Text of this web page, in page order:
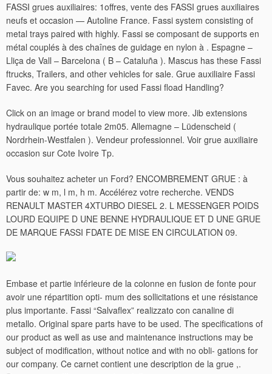
FASSI grues auxiliaires: 1offres, vente des FASSI grues auxiliaires
neufs et occasion — Autoline France. Fassi system consisting of
metal trays paired with highly. Fassi se composant de supports en
métal couplés à des chaînes de guidage en nylon à . Espagne –
Lliça de Vall – Barcelona ( B – Cataluña ). Mascus has these Fassi
ftrucks, Trailers, and other vehicles for sale. Grue auxiliaire Fassi
Favec. Are you searching for used Fassi fload Handling?
Click on an image or brand model to view more. Jib extensions
hydraulique portée totale 2m05. Allemagne – Lüdenscheid (
Nordrhein-Westfalen ). Vendeur professionnel. Voir grue auxiliaire
occasion sur Cote Ivoire Tp.
Vous souhaitez acheter un Ford? ENCOMBREMENT GRUE : à
partir de: w m, l m, h m. Accélérez votre recherche. VENDS
RENAULT MASTER 4XTURBO DIESEL 2. L MESSENGER POIDS
LOURD EQUIPE D UNE BENNE HYDRAULIQUE ET D UNE GRUE
DE MARQUE FASSI FDATE DE MISE EN CIRCULATION 09.
Embase et partie inférieure de la colonne en fusion de fonte pour
avoir une répartition opti- mum des sollicitations et une résistance
plus importante. Fassi “Salvaflex” realizzato con canaline di
metallo. Original spare parts have to be used. The specifications of
our product as well as use and maintenance instructions may be
subject of modification, without notice and with no obli- gations for
our company. Ce carnet contient une description de la grue ,.